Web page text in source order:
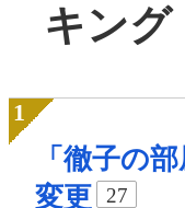
キング
「徹子の
変更
27